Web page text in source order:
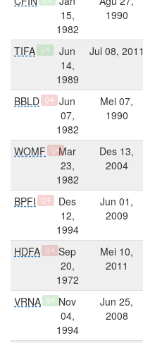
15,
1982
1990
TIFA Q4
Jun
14,
1989
Jul 08, 2011
BBLD Q4
Jun
07,
1982
Mei 07,
1990
WOMF Q4Mar
23,
1982
Des 13,
2004
BPFI Q4
Des
12,
1994
Jun 01,
2009
HDFA Q4 Sep
20,
1972
Mei 10,
2011
VRNA Q4 Nov
04,
1994
Jun 25,
2008